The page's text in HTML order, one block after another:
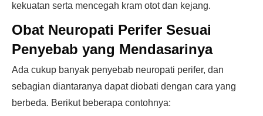
kekuatan serta mencegah kram otot dan kejang.
Obat Neuropati Perifer Sesuai
Penyebab yang Mendasarinya
Ada cukup banyak penyebab neuropati perifer, dan
sebagian diantaranya dapat diobati dengan cara yang
berbeda. Berikut beberapa contohnya: